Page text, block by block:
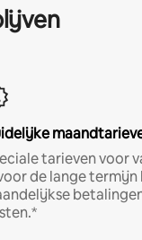
tarieven voor
de lange termijn